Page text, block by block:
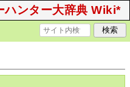
ハンター大辞典 Wiki*